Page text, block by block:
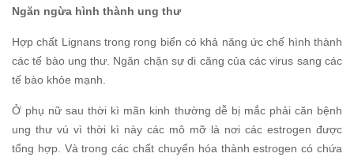
Ngăn ngừa hình thành ung thư
Hợp chất Lignans trong rong biển có khả năng ức chế hình thành
các tế bào ung thư. Ngăn chặn sự di căng của các virus sang các
tế bào khỏe mạnh.
Ở phụ nữ sau thời kì mãn kinh thường dễ bị mắc phải căn bệnh
ung thư vú vì thời kì này các mô mỡ là nơi các estrogen được
tổng hợp. Và trong các chất chuyển hóa thành estrogen có chứa